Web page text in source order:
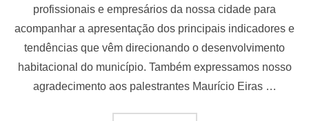
profissionais e empresários da nossa cidade para
acompanhar a apresentação dos principais indicadores e
tendências que vêm direcionando o desenvolvimento
habitacional do município. Também expressamos nosso
agradecimento aos palestrantes Maurício Eiras …